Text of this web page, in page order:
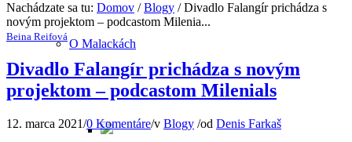
O Malackách
Nachádzate sa tu: Domov / Blogy / Divadlo Falangír prichádza s
novým projektom – podcastom Milenia...
Beina Reifová
Divadlo Falangír prichádza s novým
projektom – podcastom Milenials
12. marca 2021/0 Komentáre/v Blogy /od Denis Farkaš